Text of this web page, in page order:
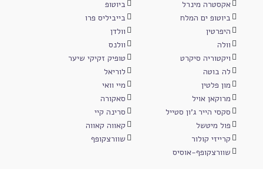
אקסטרה מינרל
ביוטופ
ביוטופ ים המלח
בייביליס פרו
היפרטין
וולדן
וולה
וולנס
ויקטוריה סיקרט
טופיק זקיקי שיער
לה בוטה
לוריאל
מון פלטין
מיי וואי
מרוקאן אויל
סאקורה
סקסי הייר ג'ון סטייל
סרינה קיי
פול מיטשל
קאווה קאווה
קרייזי קולור
שוורצקופף
שוורצקופף-אוסיס